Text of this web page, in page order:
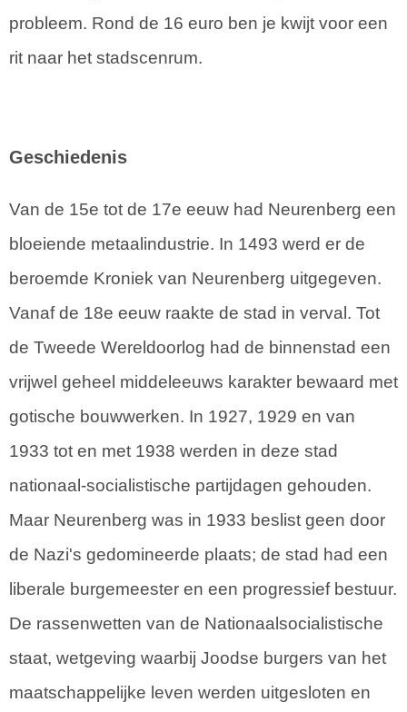
probleem. Rond de 16 euro ben je kwijt voor een
rit naar het stadscenrum.
Geschiedenis
Van de 15e tot de 17e eeuw had Neurenberg een
bloeiende metaalindustrie. In 1493 werd er de
beroemde Kroniek van Neurenberg uitgegeven.
Vanaf de 18e eeuw raakte de stad in verval. Tot
de Tweede Wereldoorlog had de binnenstad een
vrijwel geheel middeleeuws karakter bewaard met
gotische bouwwerken. In 1927, 1929 en van
1933 tot en met 1938 werden in deze stad
nationaal-socialistische partijdagen gehouden.
Maar Neurenberg was in 1933 beslist geen door
de Nazi's gedomineerde plaats; de stad had een
liberale burgemeester en een progressief bestuur.
De rassenwetten van de Nationaalsocialistische
staat, wetgeving waarbij Joodse burgers van het
maatschappelijke leven werden uitgesloten en